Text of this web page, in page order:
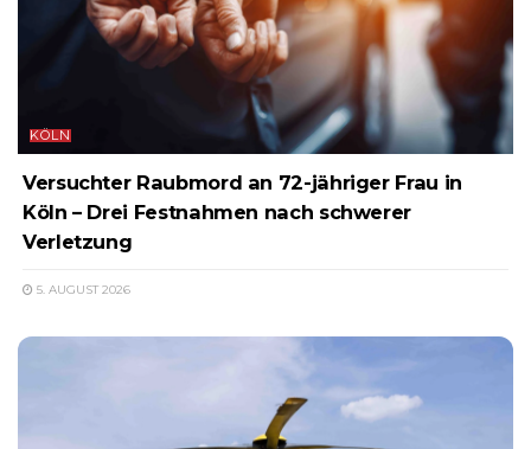
KÖLN
Versuchter Raubmord an 72-jähriger Frau in
Köln – Drei Festnahmen nach schwerer
Verletzung
5. AUGUST 2026